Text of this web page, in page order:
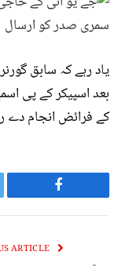
یاد رہے کہ سابق
بعد اسپیکر کے پی
کے فرائض انجام دے
Facebook